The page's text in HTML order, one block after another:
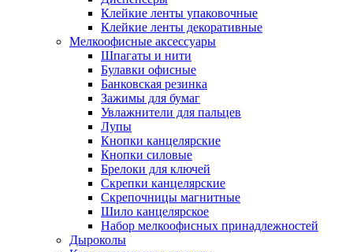
Клейкие ленты упаковочные
Клейкие ленты декоративные
Мелкоофисные аксессуары
Шпагаты и нити
Булавки офисные
Банковская резинка
Зажимы для бумаг
Увлажнители для пальцев
Лупы
Кнопки канцелярские
Кнопки силовые
Брелоки для ключей
Скрепки канцелярские
Скрепочницы магнитные
Шило канцелярское
Набор мелкоофисных принадлежностей
Дыроколы